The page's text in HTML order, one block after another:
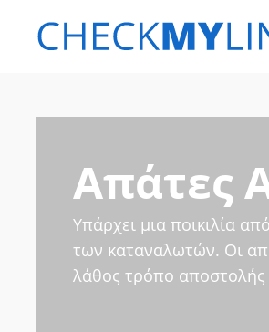
Απάτες
Υπάρχει μια ποικιλία
των καταναλωτών. Οι
λάθος τρόπο αποστολής